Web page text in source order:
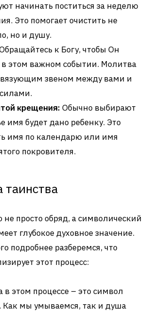
начинать поститься за неделю
Это помогает очистить не
но и душу.
к Богу, чтобы Он
этом важном событии. Молитва
звеном между вами и
крещения: Обычно выбирают
имя будет дано ребенку. Это
имя по календарю или имя
покровителя.
просто обряд, а символический
глубокое духовное значение.
подробнее разберемся, что
этот процесс:
в этом процессе – это символ
мы умываемся, так и душа